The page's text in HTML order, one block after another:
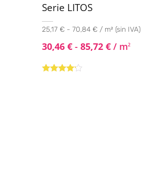
Serie LITOS
25,17 € - 70,84 € / m² (sin IVA)
30,46 € - 85,72 € / m2